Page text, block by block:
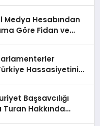
Medya Hesabından
Göre Fidan ve
Hassasiyetini
Başsavcılığı
Turan Hakkında